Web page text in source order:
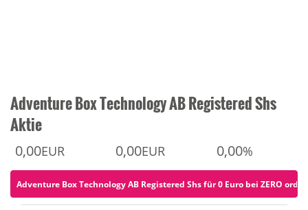
Adventure Box Technology AB Registered Shs
Aktie
0,00EUR 0,00EUR 0,00%
Adventure Box Technology AB Registered Shs für 0 Euro bei ZERO